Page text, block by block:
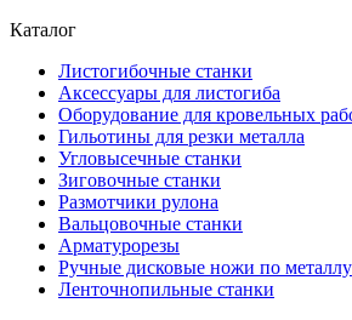
Каталог
Листогибочные станки
Аксессуары для листогиба
Оборудование для кровельных
Гильотины для резки металла
Угловысечные станки
Зиговочные станки
Размотчики рулона
Вальцовочные станки
Арматурорезы
Ручные дисковые ножи по металлу
Ленточнопильные станки